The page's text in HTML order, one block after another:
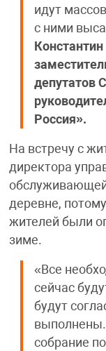
идут
с ними
депутатов
Россия».
На встречу с
директора
деревне,
жителей были
зиме.
«Все
сейчас
будут
собрание